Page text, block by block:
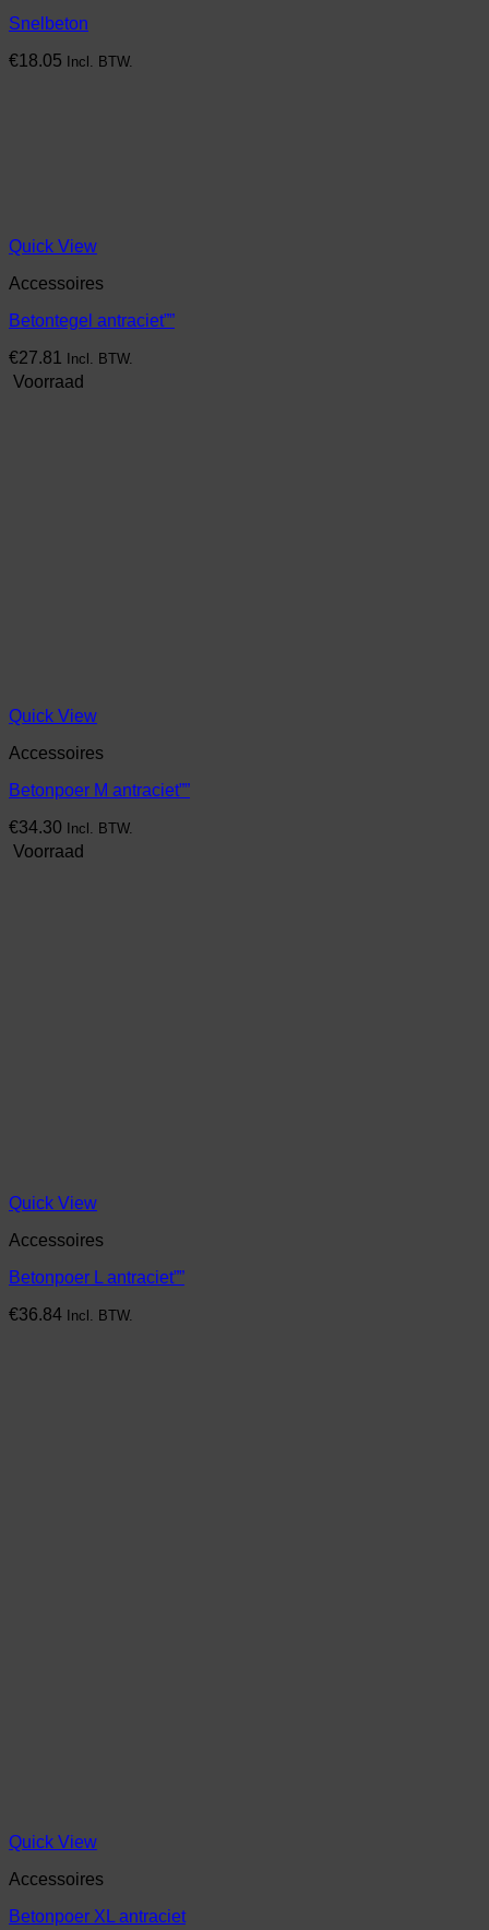
Snelbeton
€18.05 Incl. BTW.
Quick View
Accessoires
Betontegel antraciet””
€27.81 Incl. BTW.
Voorraad
Quick View
Accessoires
Betonpoer M antraciet””
€34.30 Incl. BTW.
Voorraad
Quick View
Accessoires
Betonpoer L antraciet””
€36.84 Incl. BTW.
Quick View
Accessoires
Betonpoer XL antraciet